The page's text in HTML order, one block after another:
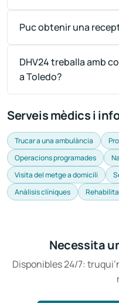
Puc obtenir una
DHV24 treballa amb
a Toledo?
Serveis mèdics i
Trucar a una ambulància
Operacions programades
Visita del metge a domicili
Anàlisis clíniques
Necessita
Disponibles 24/7: